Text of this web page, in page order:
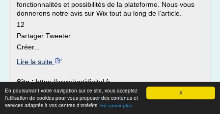
X
En poursuivant votre navigation sur ce site, vous acceptez
l'utilisation de cookies pour vous proposer des contenus et
services adaptés à vos centres d'intérêts. En savoir plus
fonctionnalités et possibilités de la plateforme. Nous vous
donnerons notre avis sur Wix tout au long de l'article.
12
Partager Tweeter
Créer...
Lire la suite
Site :https://www.leptidigital.fr
ARTSVERSUS | Création Référencement
Site internet Web ...